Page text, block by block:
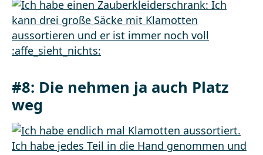
#8: Die nehmen ja auch Platz
weg